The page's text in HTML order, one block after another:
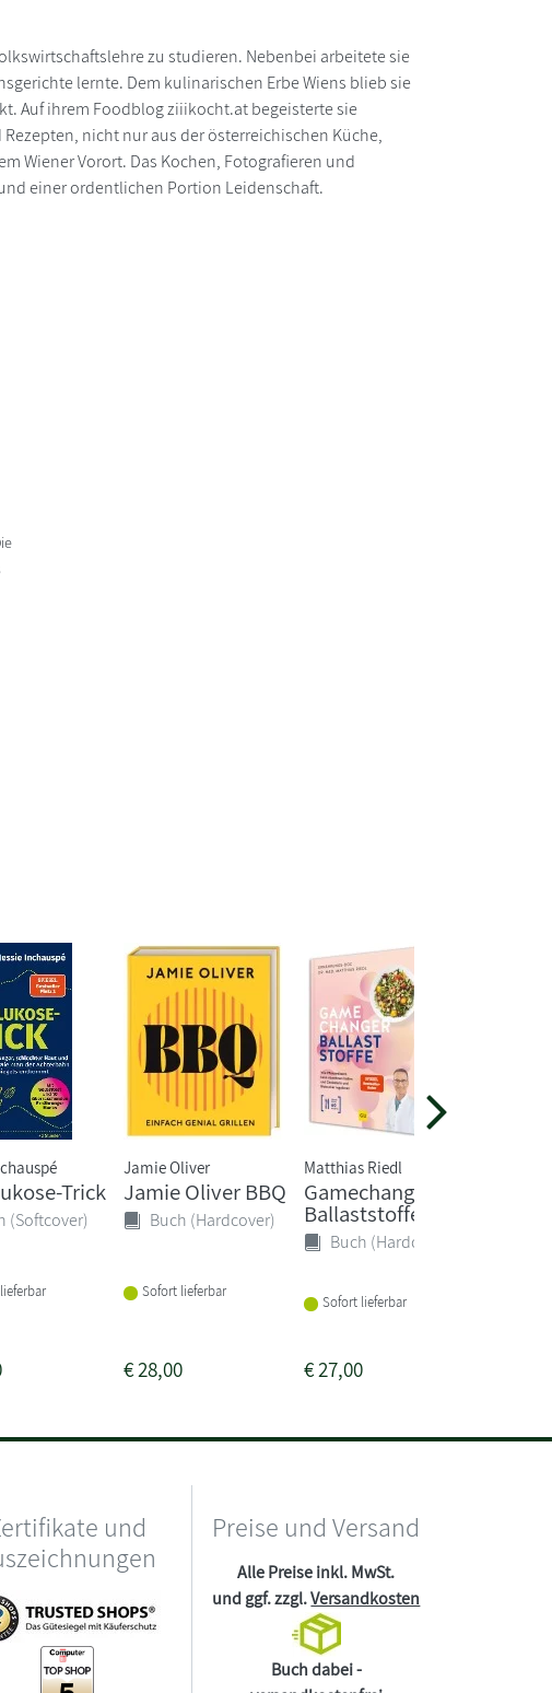
zu studieren. Nebenbei arbeitete sie
lernte. Dem kulinarischen Erbe Wiens blieb sie
Auf ihrem Foodblog ziiikocht.at begeisterte sie
nicht nur aus der österreichischen Küche,
Wiener Vorort. Das Kochen, Fotografieren und
einer ordentlichen Portion Leidenschaft.
Trick
(Softcover)
Jamie Oliver
Jamie Oliver BBQ
Buch (Hardcover)
Sofort lieferbar
€28,00
Matthias Riedl
Gamechanger
Ballaststoffe
Buch (Hardcover)
Sofort lieferbar
€27,00
und
Preise und Versand
Alle Preise inkl. MwSt.
und ggf. zzgl.Versandkosten
Buch dabei -